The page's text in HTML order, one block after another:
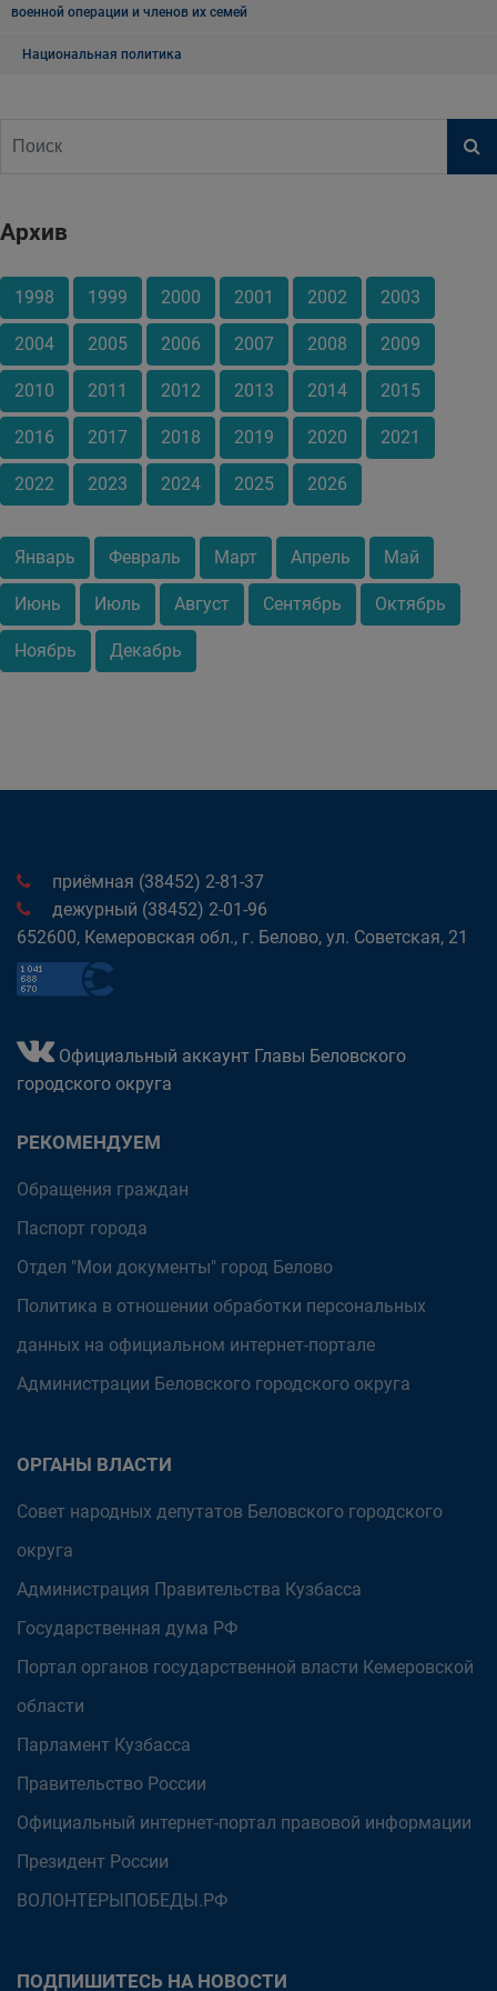
военной операции и членов их семей
Национальная политика
Архив
1998 1999 2000 2001 2002 2003
2004 2005 2006 2007 2008 2009
2010 2011 2012 2013 2014 2015
2016 2017 2018 2019 2020 2021
2022 2023 2024 2025 2026
Январь Февраль Март Апрель Май
Июнь Июль Август Сентябрь Октябрь
Ноябрь Декабрь
приёмная (38452) 2-81-37
дежурный (38452) 2-01-96
652600, Кемеровская обл., г. Белово, ул. Советская, 21
Официальный аккаунт Главы Беловского
городского округа
РЕКОМЕНДУЕМ
Обращения граждан
Паспорт города
Отдел "Мои документы" город Белово
Политика в отношении обработки персональных
данных на официальном интернет-портале
Администрации Беловского городского округа
ОРГАНЫ ВЛАСТИ
Совет народных депутатов Беловского городского
округа
Администрация Правительства Кузбасса
Государственная дума РФ
Портал органов государственной власти Кемеровской
области
Парламент Кузбасса
Правительство России
Официальный интернет-портал правовой информации
Президент России
ВОЛОНТЕРЫПОБЕДЫ.РФ
ПОДПИШИТЕСЬ НА НОВОСТИ